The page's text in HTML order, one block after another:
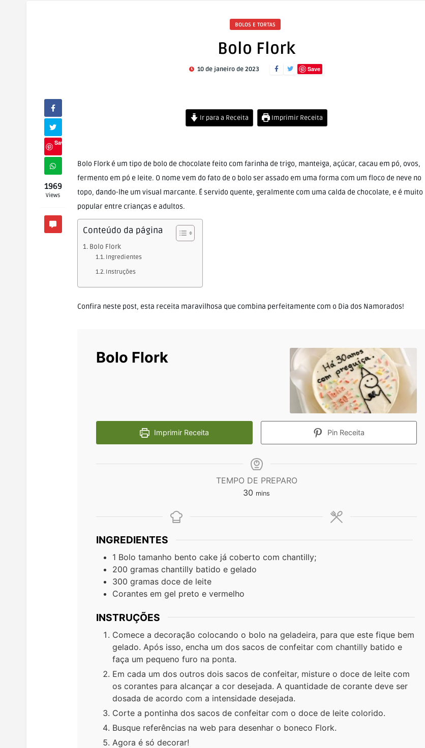
BOLOS E TORTAS
Bolo Flork
10 de janeiro de 2023 Save
Save
1969
Views
Ir para a Receita Imprimir Receita
Bolo Flork é um tipo de bolo de chocolate feito com farinha de trigo, manteiga, açúcar, cacau em pó, ovos,
fermento em pó e leite. O nome vem do fato de o bolo ser assado em uma forma com um floco de neve no
topo, dando-lhe um visual marcante. É servido quente, geralmente com uma calda de chocolate, e é muito
popular entre crianças e adultos.
Conteúdo da página
Bolo Flork
Ingredientes
Instruções
Confira neste post, esta receita maravilhosa que combina perfeitamente com o Dia dos Namorados!
Bolo Flork
Imprimir Receita Pin Receita
TEMPO DE PREPARO
30 minutes
mins
INGREDIENTES
1 Bolo tamanho bento cake já coberto com chantilly;
200 gramas chantilly batido e gelado
300 gramas doce de leite
Corantes em gel preto e vermelho
INSTRUÇÕES
Comece a decoração colocando o bolo na geladeira, para que este fique bem
gelado. Após isso, encha um dos sacos de confeitar com chantilly batido e
faça um pequeno furo na ponta.
Em cada um dos outros dois sacos de confeitar, misture o doce de leite com
os corantes para alcançar a cor desejada. A quantidade de corante deve ser
dosada de acordo com a intensidade desejada.
Corte a pontinha dos sacos de confeitar com o doce de leite colorido.
Busque referências na web para desenhar o boneco Flork.
Agora é só decorar!